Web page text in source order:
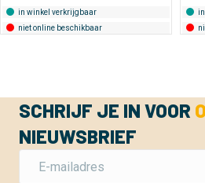
in winkel verkrijgbaar
niet online beschikbaar
SCHRIJF JE IN VOOR
NIEUWSBRIEF